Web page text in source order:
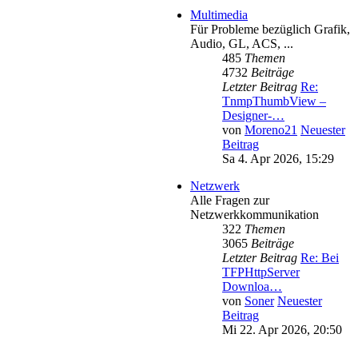
Multimedia
Für Probleme bezüglich Grafik,
Audio, GL, ACS, ...
485 Themen
4732 Beiträge
Letzter Beitrag Re:
TnmpThumbView –
Designer-…
von Moreno21 Neuester
Beitrag
Sa 4. Apr 2026, 15:29
Netzwerk
Alle Fragen zur
Netzwerkkommunikation
322 Themen
3065 Beiträge
Letzter Beitrag Re: Bei
TFPHttpServer
Downloa…
von Soner Neuester
Beitrag
Mi 22. Apr 2026, 20:50